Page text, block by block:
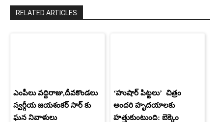
RELATED ARTICLES
ఎంపీలు వద్దిరాజు,దీవకొండలు
స్వర్గీయ జయశంకర్ సార్ కు
ఘన నివాళులు
‘హుషార్‌ పిట్టలు’ చిత్రం
అందరి హృదయాలకు
హత్తుకుంటుంది: బెక్కెం